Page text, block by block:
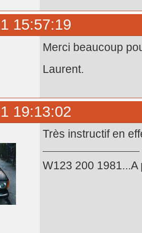
15:57:19
Merci beaucoup
Laurent.
19:13:02
Très instructif en
W123 200 1981...A